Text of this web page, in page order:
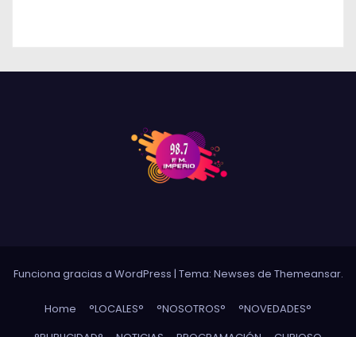
Funciona gracias a WordPress | Tema: Newses de Themeansar.
Home °LOCALES° °NOSOTROS°
°NOVEDADES°